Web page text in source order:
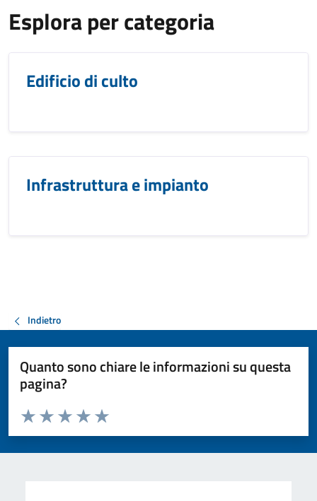
Esplora per categoria
Edificio di culto
Infrastruttura e impianto
Indietro
Quanto sono chiare le informazioni su questa
pagina?
Valuta da 1 a 5 stelle la pagina
Valuta 5 stelle su 5
Valuta 4 stelle su 5
Valuta 3 stelle su 5
Valuta 2 stelle su 5
Valuta 1 stelle su 5